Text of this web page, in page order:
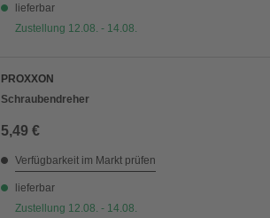
lieferbar
Zustellung 12.08. - 14.08.
PROXXON
Schraubendreher
5,49 €
Verfügbarkeit im Markt prüfen
lieferbar
Zustellung 12.08. - 14.08.